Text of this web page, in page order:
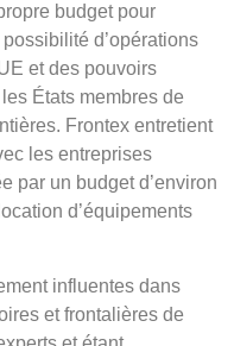
budget pour
d’opérations
et des pouvoirs
États membres de
Frontex entretient
les entreprises
par un budget d’environ
d’équipements
influentes dans
et frontalières de